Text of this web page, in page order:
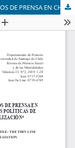
MIGRACIONES Y MIGRANTES EN LOS MEDIOS DE PRENSA EN CHILE: LA DELICADA RELACIÓN ENTRE LAS POLÍTICAS DE CONTROL Y LOS PROCESOS DE RACIALIZACIÓN